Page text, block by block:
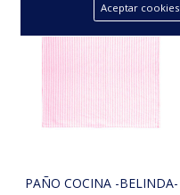
PAÑO COCINA -BELINDA-
Aceptar cookies